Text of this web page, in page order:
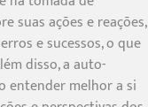
suas ações e reações,
e sucessos, o que
disso, a auto-
entender melhor a si